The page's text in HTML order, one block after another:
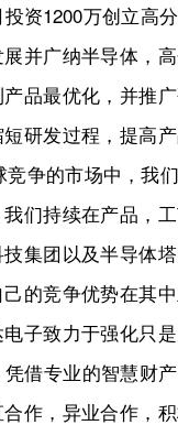
资1200万创立高
并广纳半导体，
品最优化，并推
研发过程，提高
争的市场中，我
们持续在产品，
集团以及半导体
的竞争优势在其
子致力于强化只
借专业的智慧财
作，异业合作，